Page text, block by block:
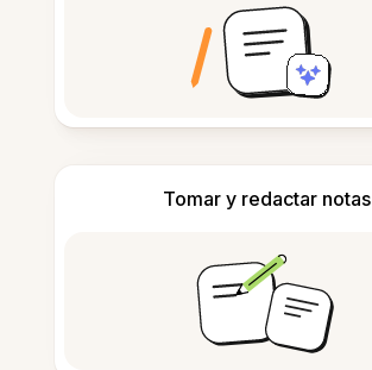
Tomar y redactar notas